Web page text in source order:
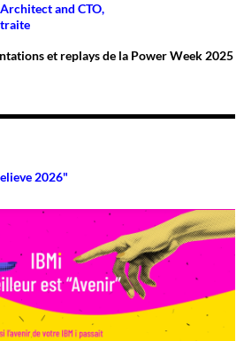
and CTO,
et replays de la Power Week 2025
2026"